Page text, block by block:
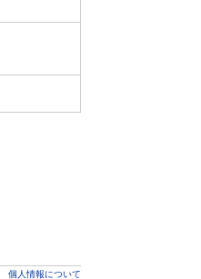
個人情報について